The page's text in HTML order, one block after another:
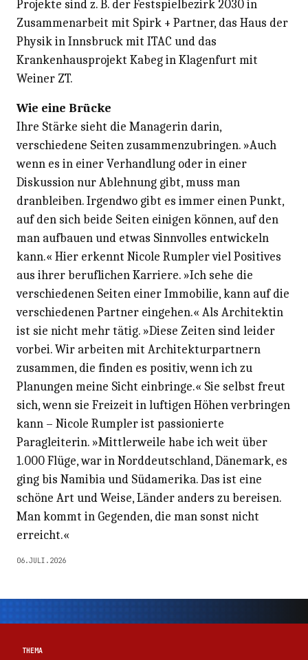
Projekte sind z. B. der Festspielbezirk 2030 in
Zusammenarbeit mit Spirk + Partner, das Haus der
Physik in Innsbruck mit ITAC und das
Krankenhausprojekt Kabeg in Klagenfurt mit
Weiner ZT.
Wie eine Brücke
Ihre Stärke sieht die Managerin darin,
verschiedene Seiten zusammenzubringen. »Auch
wenn es in einer Verhandlung oder in einer
Diskussion nur Ablehnung gibt, muss man
dranbleiben. Irgendwo gibt es immer einen Punkt,
auf den sich beide Seiten einigen können, auf den
man aufbauen und etwas Sinnvolles entwickeln
kann.« Hier erkennt Nicole Rumpler viel Positives
aus ihrer beruflichen Karriere. »Ich sehe die
verschiedenen Seiten einer Immobilie, kann auf die
verschiedenen Partner eingehen.« Als Architektin
ist sie nicht mehr tätig. »Diese Zeiten sind leider
vorbei. Wir arbeiten mit Architekturpartnern
zusammen, die finden es positiv, wenn ich zu
Planungen meine Sicht einbringe.« Sie selbst freut
sich, wenn sie Freizeit in luftigen Höhen verbringen
kann – Nicole Rumpler ist passionierte
Paragleiterin. »Mittlerweile habe ich weit über
1.000 Flüge, war in Norddeutschland, Dänemark, es
ging bis Namibia und Südamerika. Das ist eine
schöne Art und Weise, Länder anders zu bereisen.
Man kommt in Gegenden, die man sonst nicht
erreicht.«
06.JULI.2026
THEMA